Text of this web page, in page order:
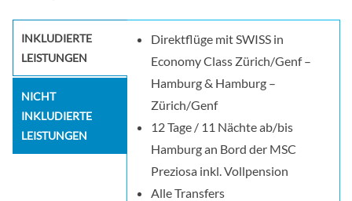
INKLUDIERTE
LEISTUNGEN
NICHT
INKLUDIERTE
LEISTUNGEN
Direktflüge mit SWISS in
Economy Class Zürich/Genf –
Hamburg & Hamburg –
Zürich/Genf
12 Tage / 11 Nächte ab/bis
Hamburg an Bord der MSC
Preziosa inkl. Vollpension
Alle Transfers